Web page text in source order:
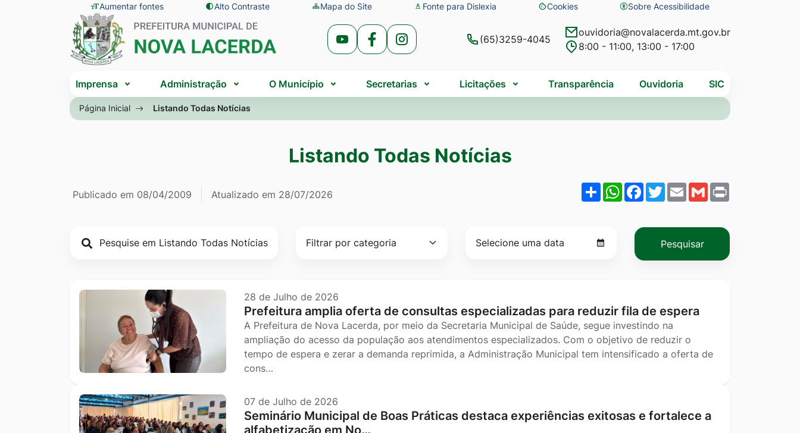
Seção
de
atalhos
e
links
de
acessibilidade
para
o
conteúdo
[alt+1]
Ir
para
busca
para
Aumentar fontes Alto Contraste Mapa do Site Fonte para Dislexia Cookies
Abrir
preferências
de
Sobre Acessibilidade
Seção
do
menu
Acessar
Rede
Social
Youtube
Acessar
Rede
Social
Facebook
Acessar
Rede
Social
Instagram
(65)3259-4045
ouvidoria@novalacerda.mt.gov.br
8:00 - 11:00, 13:00 - 17:00
menu
Imprensa Administração O Município Secretarias Licitações Transparência Ouvidoria SIC
Página Inicial Listando Todas Notícias
Listando Todas Notícias
Página Listando Todas Notícias
Informações
de
publicação
Publicado em 08/04/2009 Atualizado em 28/07/2026 ShareWhatsApp
Facebook
Twitter
EmailGmail
Pesquisar
28 de Julho de 2026
Prefeitura amplia oferta de consultas especializadas para reduzir fila de espera
A Prefeitura de Nova Lacerda, por meio da Secretaria Municipal de Saúde, segue investindo na
ampliação do acesso da população aos atendimentos especializados. Com o objetivo de reduzir o
tempo de espera e zerar a demanda reprimida, a Administração Municipal tem intensificado a oferta de
cons…
07 de Julho de 2026
Seminário Municipal de Boas Práticas destaca experiências exitosas e fortalece a